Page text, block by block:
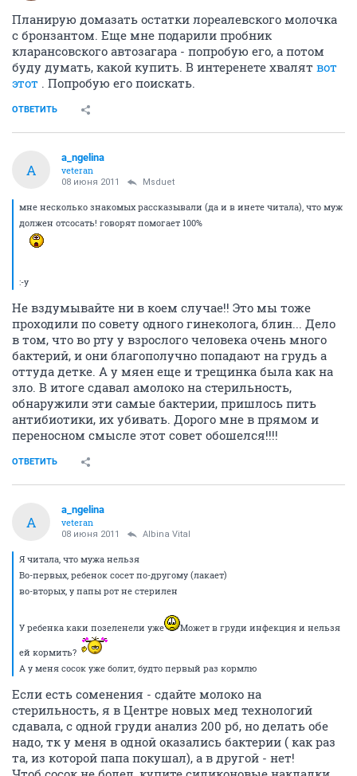
Планирую домазать остатки лореалевского молочка
с бронзантом. Еще мне подарили пробник
кларансовского автозагара - попробую его, а потом
буду думать, какой купить. В интеренете хвалят вот
этот . Попробую его поискать.
ОТВЕТИТЬ
A
a_ngelina
veteran
08 июня 2011 Msduet
мне несколько знакомых рассказывали (да и в инете читала), что муж
должен отсосать! говорят помогает 100%
:-y
Не вздумывайте ни в коем случае!! Это мы тоже
проходили по совету одного гинеколога, блин... Дело
в том, что во рту у взрослого человека очень много
бактерий, и они благополучно попадают на грудь а
оттуда детке. А у мяен еще и трещинка была как на
зло. В итоге сдавал амолоко на стерильность,
обнаружили эти самые бактерии, пришлось пить
антибиотики, их убивать. Дорого мне в прямом и
переносном смысле этот совет обошелся!!!!
ОТВЕТИТЬ
A
a_ngelina
veteran
08 июня 2011 Albina Vital
Я читала, что мужа нельзя
Во-первых, ребенок сосет по-другому (лакает)
во-вторых, у папы рот не стерилен
У ребенка каки позеленели уже Может в груди инфекция и нельзя
ей кормить?
А у меня сосок уже болит, будто первый раз кормлю
Если есть соменения - сдайте молоко на
стерильность, я в Центре новых мед технологий
сдавала, с одной груди анализ 200 рб, но делать обе
надо, тк у меня в одной оказались бактерии ( как раз
та, из которой папа покушал), а в другой - нет!